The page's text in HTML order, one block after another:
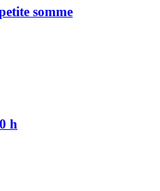
somme
h